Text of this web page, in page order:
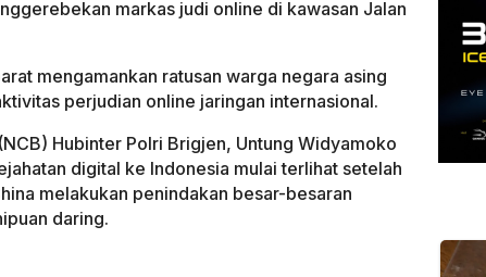
markas judi online di kawasan Jalan
mengamankan ratusan warga negara asing
perjudian online jaringan internasional.
Hubinter Polri Brigjen, Untung Widyamoko
digital ke Indonesia mulai terlihat setelah
melakukan penindakan besar-besaran
daring.